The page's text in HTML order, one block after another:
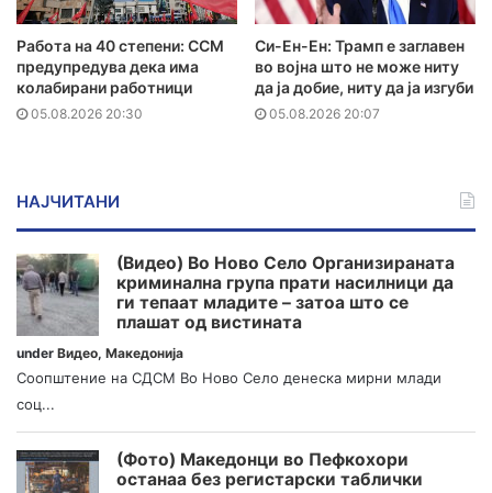
Работа на 40 степени: ССМ
предупредува дека има
колабирани работници
05.08.2026 20:30
Си-Ен-Ен: Трамп е заглавен
во војна што не може ниту
да ја добие, ниту да ја изгуби
05.08.2026 20:07
НАЈЧИТАНИ
(Видео) Во Ново Село Организираната
криминална група прати насилници да
ги тепаат младите – затоа што се
плашат од вистината
under Видео, Македонија
Соопштение на СДСМ Во Ново Село денеска мирни млади
соц...
(Фото) Македонци во Пефкохори
останаа без регистарски таблички